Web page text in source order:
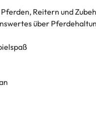
Reitern und
über